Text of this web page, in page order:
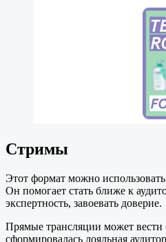
Стримы
Этот формат можно
Он помогает стать ближе к
экспертность, завоевать доверие.
Прямые трансляции может вести
сформировалась лояльная